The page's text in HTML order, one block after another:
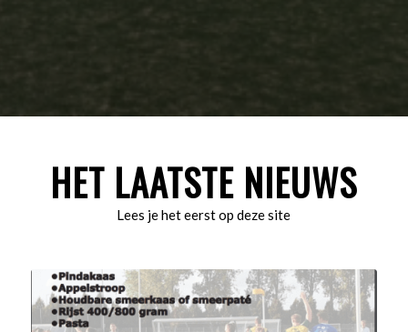
HET LAATSTE NIEUWS
Lees je het eerst op deze site